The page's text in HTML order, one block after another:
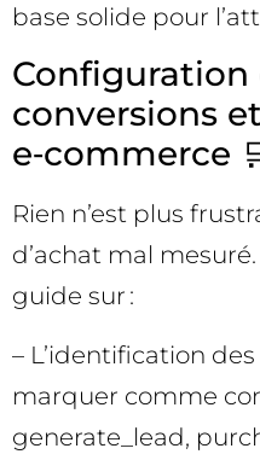
base solide pour
Configuration
conversions
e‑commerce
Rien n’est plus
d’achat mal
guide sur :
– L’identification
marquer comme
generate_lead,